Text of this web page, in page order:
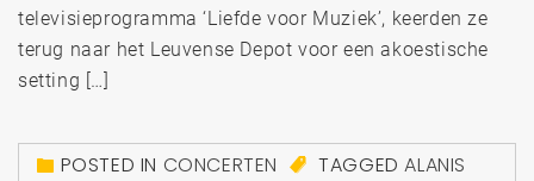
televisieprogramma ‘Liefde voor Muziek’, keerden ze
terug naar het Leuvense Depot voor een akoestische
setting […]
POSTED IN CONCERTEN TAGGEDALANIS